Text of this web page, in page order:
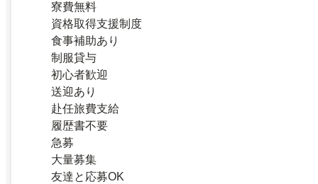
寮費無料
資格取得支援制度
食事補助あり
制服貸与
初心者歓迎
送迎あり
赴任旅費支給
履歴書不要
急募
大量募集
友達と応募OK